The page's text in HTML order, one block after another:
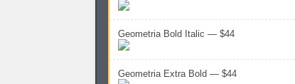
Geometria Bold Italic — $44
Geometria Extra Bold — $44